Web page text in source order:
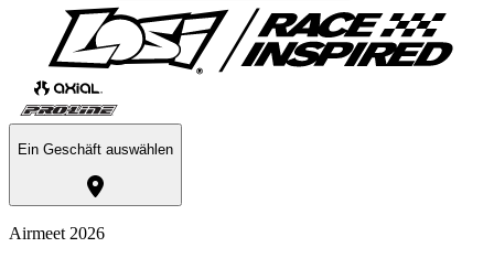
Ein Geschäft auswählen
Airmeet 2026